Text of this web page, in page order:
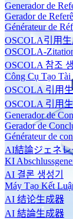
Generador de
Gerador de
Générateur de
OSCOLA引用
OSCOLA-
OSCOLA 참조 생
Công Cụ Tạo
OSCOLA 引用
OSCOLA 引用
Generador de
Gerador de
Générateur de
AI結論ジェネ
KI
AI 결론 생성기
Máy Tạo Kết
AI 结论生成器
AI 結論生成器